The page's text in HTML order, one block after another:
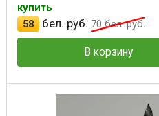
купить
58
бел. руб. 70бел. руб.
В корзину